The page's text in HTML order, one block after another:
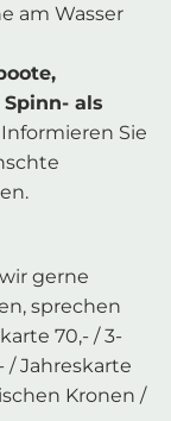
am Wasser
als
Informieren Sie
gerne
sprechen
70,- / 3-
/ Jahreskarte
Kronen /